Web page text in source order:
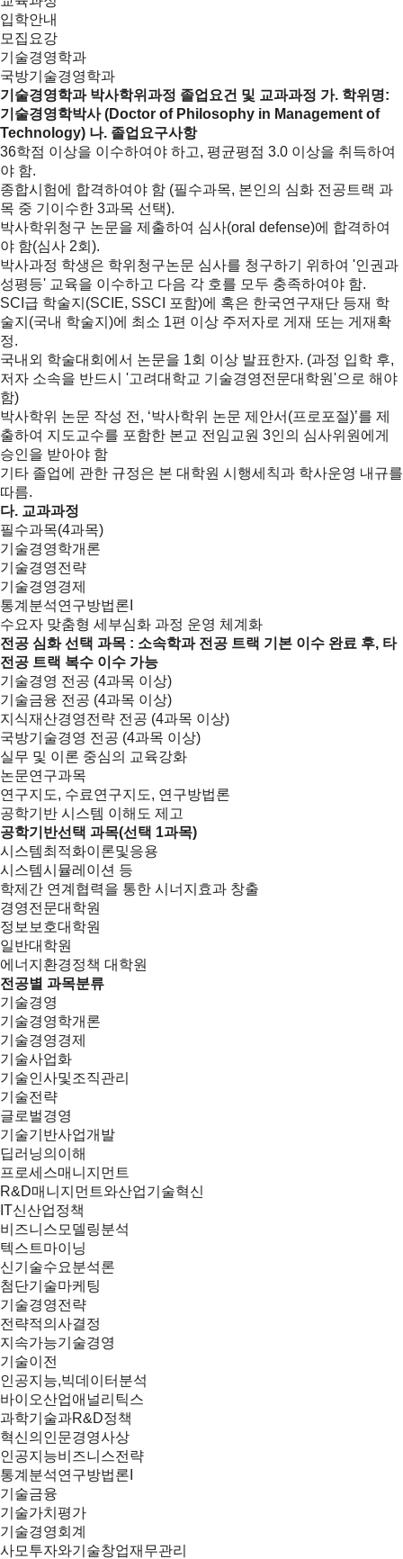
입학안내
모집요강
기술경영학과
국방기술경영학과
기술경영학과 박사학위과정 졸업요건 및 교과과정 가. 학위명:
기술경영학박사 (Doctor of Philosophy in Management of
Technology) 나. 졸업요구사항
36학점 이상을 이수하여야 하고, 평균평점 3.0 이상을 취득하여
야 함.
종합시험에 합격하여야 함 (필수과목, 본인의 심화 전공트랙 과
목 중 기이수한 3과목 선택).
박사학위청구 논문을 제출하여 심사(oral defense)에 합격하여
야 함(심사 2회).
박사과정 학생은 학위청구논문 심사를 청구하기 위하여 '인권과
성평등' 교육을 이수하고 다음 각 호를 모두 충족하여야 함.
SCI급 학술지(SCIE, SSCI 포함)에 혹은 한국연구재단 등재 학
술지(국내 학술지)에 최소 1편 이상 주저자로 게재 또는 게재확
정.
국내외 학술대회에서 논문을 1회 이상 발표한자. (과정 입학 후,
저자 소속을 반드시 '고려대학교 기술경영전문대학원'으로 해야
함)
박사학위 논문 작성 전, ‘박사학위 논문 제안서(프로포절)’를 제
출하여 지도교수를 포함한 본교 전임교원 3인의 심사위원에게
승인을 받아야 함
기타 졸업에 관한 규정은 본 대학원 시행세칙과 학사운영 내규를
따름.
다. 교과과정
필수과목(4과목)
기술경영학개론
기술경영전략
기술경영경제
통계분석연구방법론I
수요자 맞춤형 세부심화 과정 운영 체계화
전공 심화 선택 과목 : 소속학과 전공 트랙 기본 이수 완료 후, 타
전공 트랙 복수 이수 가능
기술경영 전공 (4과목 이상)
기술금융 전공 (4과목 이상)
지식재산경영전략 전공 (4과목 이상)
국방기술경영 전공 (4과목 이상)
실무 및 이론 중심의 교육강화
논문연구과목
연구지도, 수료연구지도, 연구방법론
공학기반 시스템 이해도 제고
공학기반선택 과목(선택 1과목)
시스템최적화이론및응용
시스템시뮬레이션 등
학제간 연계협력을 통한 시너지효과 창출
경영전문대학원
정보보호대학원
일반대학원
에너지환경정책 대학원
전공별 과목분류
기술경영
기술경영학개론
기술경영경제
기술사업화
기술인사및조직관리
기술전략
글로벌경영
기술기반사업개발
딥러닝의이해
프로세스매니지먼트
R&D매니지먼트와산업기술혁신
IT신산업정책
비즈니스모델링분석
텍스트마이닝
신기술수요분석론
첨단기술마케팅
기술경영전략
전략적의사결정
지속가능기술경영
기술이전
인공지능,빅데이터분석
바이오산업애널리틱스
과학기술과R&D정책
혁신의인문경영사상
인공지능비즈니스전략
통계분석연구방법론I
기술금융
기술가치평가
기술경영회계
사모투자와기술창업재무관리